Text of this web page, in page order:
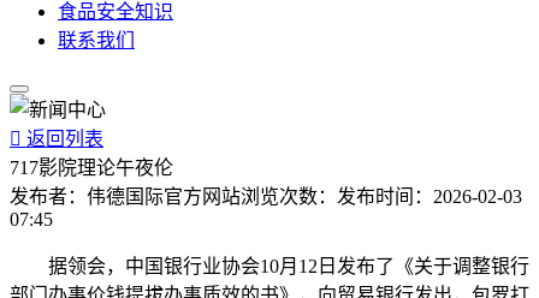
食品安全知识
联系我们
 返回列表
717影院理论午夜伦
发布者： 伟德国际官方网站浏览次数： 发布时间： 2026-02-03
07:45
据领会，中国银行业协会10月12日发布了《关于调整银行